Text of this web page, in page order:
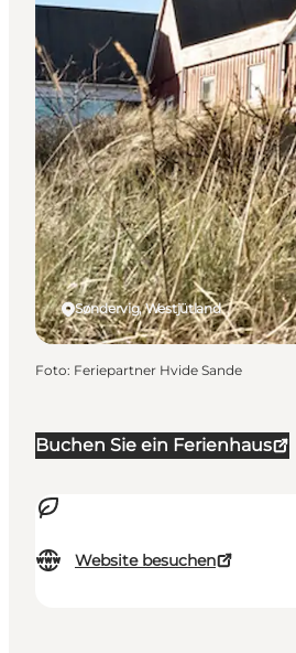
Buchen Sie ein Ferienhaus
Website besuchen
Søndervig, Westjütland
Foto: Feriepartner Hvide Sande